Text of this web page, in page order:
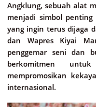
Angklung, sebuah alat
menjadi simbol
yang ingin terus dijaga
dan Wapres Kiyai
penggemar seni dan
berkomitmen
mempromosikan
internasional.